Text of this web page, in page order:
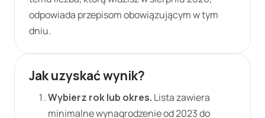
odpowiada przepisom obowiązującym w tym
dniu.
Jak uzyskać wynik?
Wybierz rok lub okres. Lista zawiera
minimalne wynagrodzenie od 2023 do